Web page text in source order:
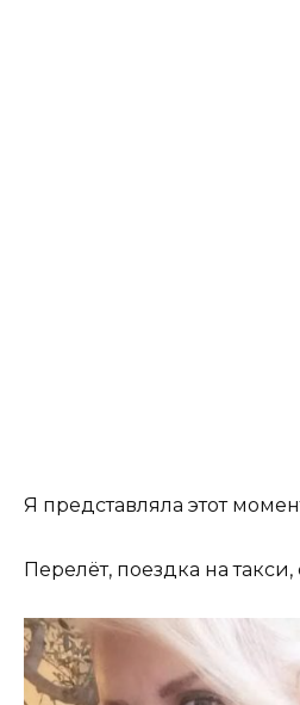
Я представляла этот
Перелёт, поездка на такси,